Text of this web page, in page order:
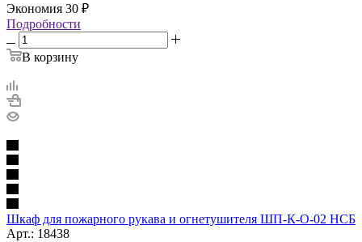
Экономия 30 ₽
Подробности
В корзину
Шкаф для пожарного рукава и огнетушителя ШП-К-О-02 НСБ
Арт.: 18438